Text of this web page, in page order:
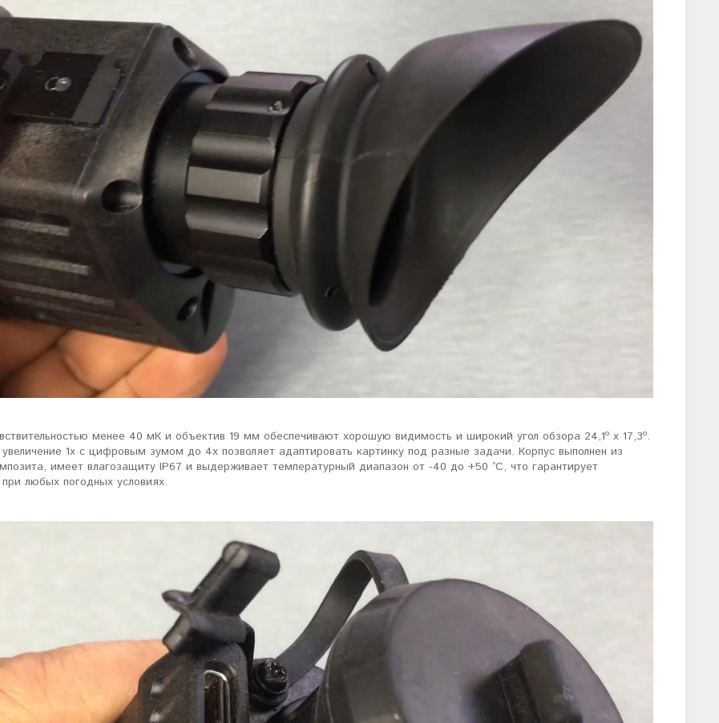
Atak не
консультантам,
отличную и
Взял
Виктор Жунов
г. Санкт-Петербург
"Искал универсальный
тепловизор для охоты днем и
ночью. Спасибо Семену за
грамотную консультацию. Очень
доволен своим прицеломNocpix
Евгений Стародуб
г. Екатеринбург
менее 40 мК и объектив 19 мм обеспечивают хорошую видимость и широкий угол обзора 24,1º x 17,3º.
1x с цифровым зумом до 4x позволяет адаптировать картинку под разные задачи. Корпус выполнен из
имеет влагозащиту IP67 и выдерживает температурный диапазон от -40 до +50 °C, что гарантирует
любых погодных условиях.